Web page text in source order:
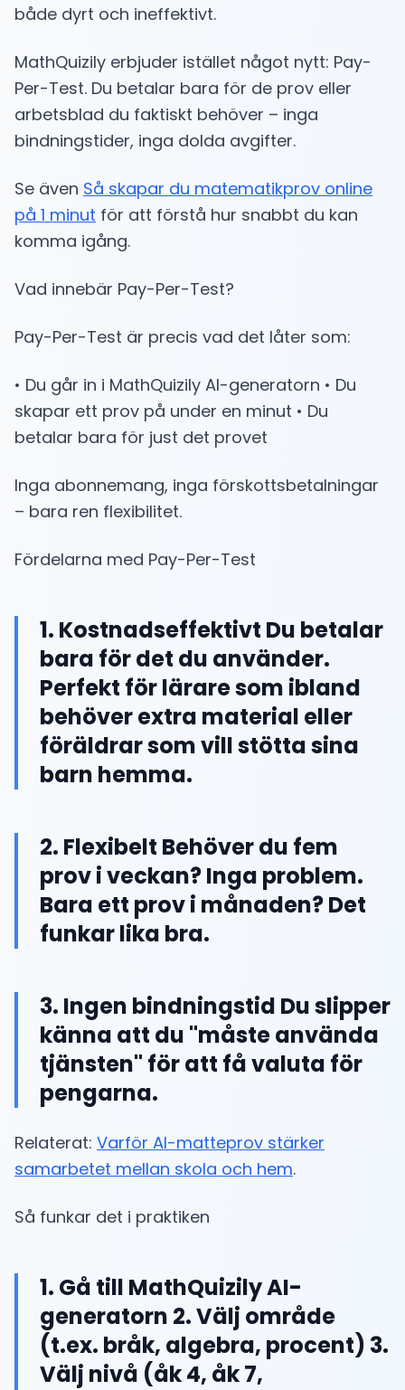
både dyrt och ineffektivt.
MathQuizily erbjuder istället något nytt: Pay-
Per-Test. Du betalar bara för de prov eller
arbetsblad du faktiskt behöver – inga
bindningstider, inga dolda avgifter.
Se även Så skapar du matematikprov online
på 1 minut för att förstå hur snabbt du kan
komma igång.
Vad innebär Pay-Per-Test?
Pay-Per-Test är precis vad det låter som:
• Du går in i MathQuizily AI-generatorn • Du
skapar ett prov på under en minut • Du
betalar bara för just det provet
Inga abonnemang, inga förskottsbetalningar
– bara ren flexibilitet.
Fördelarna med Pay-Per-Test
1. Kostnadseffektivt Du betalar
bara för det du använder.
Perfekt för lärare som ibland
behöver extra material eller
föräldrar som vill stötta sina
barn hemma.
2. Flexibelt Behöver du fem
prov i veckan? Inga problem.
Bara ett prov i månaden? Det
funkar lika bra.
3. Ingen bindningstid Du slipper
känna att du "måste använda
tjänsten" för att få valuta för
pengarna.
Relaterat: Varför AI-matteprov stärker
samarbetet mellan skola och hem.
Så funkar det i praktiken
1. Gå till MathQuizily AI-
generatorn 2. Välj område
(t.ex. bråk, algebra, procent) 3.
Välj nivå (åk 4, åk 7,